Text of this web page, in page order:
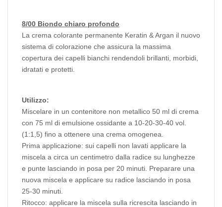
8/00 Biondo chiaro profondo
La crema colorante permanente Keratin & Argan il nuovo
sistema di colorazione che assicura la massima
copertura dei capelli bianchi rendendoli brillanti, morbidi,
idratati e protetti.
Utilizzo:
Miscelare in un contenitore non metallico 50 ml di crema
con 75 ml di emulsione ossidante a 10-20-30-40 vol.
(1:1,5) fino a ottenere una crema omogenea.
Prima applicazione: sui capelli non lavati applicare la
miscela a circa un centimetro dalla radice su lunghezze
e punte lasciando in posa per 20 minuti. Preparare una
nuova miscela e applicare su radice lasciando in posa
25-30 minuti.
Ritocco: applicare la miscela sulla ricrescita lasciando in